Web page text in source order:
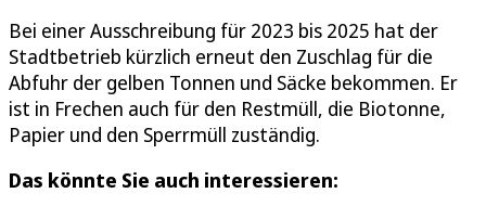
Bei einer Ausschreibung für 2023 bis 2025 hat der
Stadtbetrieb kürzlich erneut den Zuschlag für die
Abfuhr der gelben Tonnen und Säcke bekommen. Er
ist in Frechen auch für den Restmüll, die Biotonne,
Papier und den Sperrmüll zuständig.
Das könnte Sie auch interessieren: